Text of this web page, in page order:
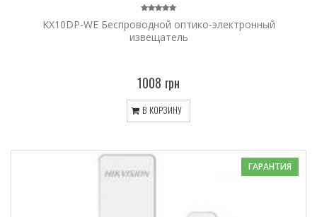
KX10DP-WE Беспроводной оптико-электронный
извещатель
1008 грн
В КОРЗИНУ
ГАРАНТИЯ